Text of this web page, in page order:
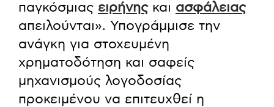
παγκόσμιας ειρήνηςκαι ασφάλειας
απειλούνται». Υπογράμμισε την
ανάγκη για στοχευμένη
χρηματοδότηση και σαφείς
μηχανισμούς λογοδοσίας
προκειμένου να επιτευχθεί η